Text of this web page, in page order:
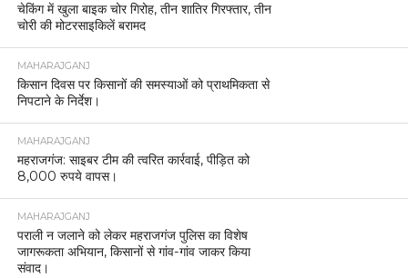
चेकिंग में खुला बाइक चोर गिरोह, तीन शातिर गिरफ्तार, तीन
चोरी की मोटरसाइकिलें बरामद
MAHARAJGANJ
किसान दिवस पर किसानों की समस्याओं को प्राथमिकता से
निपटाने के निर्देश।
MAHARAJGANJ
महराजगंज: साइबर टीम की त्वरित कार्रवाई, पीड़ित को
8,000 रुपये वापस।
MAHARAJGANJ
पराली न जलाने को लेकर महराजगंज पुलिस का विशेष
जागरूकता अभियान, किसानों से गांव-गांव जाकर किया
संवाद।